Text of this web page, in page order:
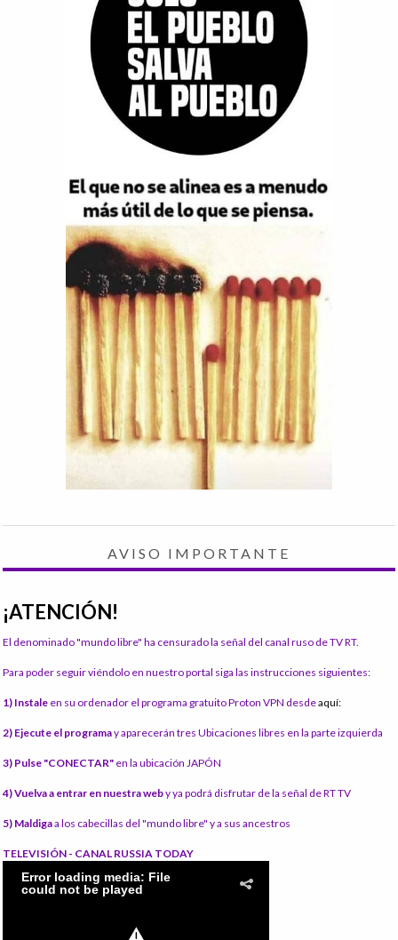
AVISO IMPORTANTE
¡ATENCIÓN!
El denominado "mundo libre" ha censurado la señal del canal ruso de TV RT.
Para poder seguir viéndolo en nuestro portal siga las instrucciones siguientes:
1) Instale en su ordenador el programa gratuito Proton VPN desdeaquí:
2) Ejecute el programay aparecerán tres Ubicaciones libres en la parte izquierda
3) Pulse "CONECTAR" en la ubicación JAPÓN
4) Vuelva a entrar en nuestra weby ya podrá disfrutar de la señal de RT TV
5) Maldigaa los cabecillas del "mundo libre" y a sus ancestros
TELEVISIÓN - CANAL RUSSIA TODAY